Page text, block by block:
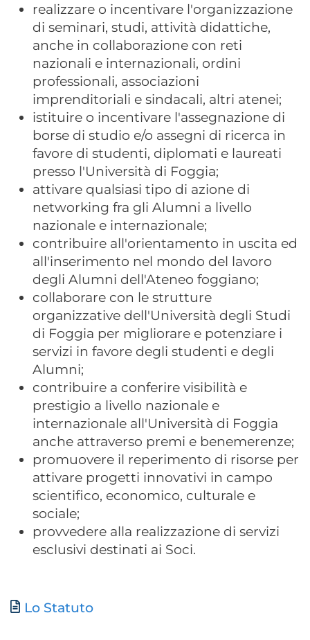
realizzare o incentivare l'organizzazione
di seminari, studi, attività didattiche,
anche in collaborazione con reti
nazionali e internazionali, ordini
professionali, associazioni
imprenditoriali e sindacali, altri atenei;
istituire o incentivare l'assegnazione di
borse di studio e/o assegni di ricerca in
favore di studenti, diplomati e laureati
presso l'Università di Foggia;
attivare qualsiasi tipo di azione di
networking fra gli Alumni a livello
nazionale e internazionale;
contribuire all'orientamento in uscita ed
all'inserimento nel mondo del lavoro
degli Alumni dell'Ateneo foggiano;
collaborare con le strutture
organizzative dell'Università degli Studi
di Foggia per migliorare e potenziare i
servizi in favore degli studenti e degli
Alumni;
contribuire a conferire visibilità e
prestigio a livello nazionale e
internazionale all'Università di Foggia
anche attraverso premi e benemerenze;
promuovere il reperimento di risorse per
attivare progetti innovativi in campo
scientifico, economico, culturale e
sociale;
provvedere alla realizzazione di servizi
esclusivi destinati ai Soci.
Document
Lo Statuto